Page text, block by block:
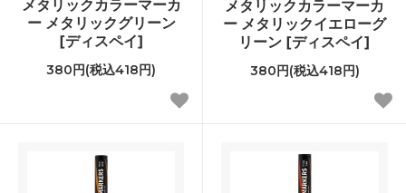
メタリックカラーマーカ
ー メタリックグリーン
[ディスペイ]
380円(税込418円)
メタリックカラーマーカ
ー メタリックイエローグ
リーン [ディスペイ]
380円(税込418円)